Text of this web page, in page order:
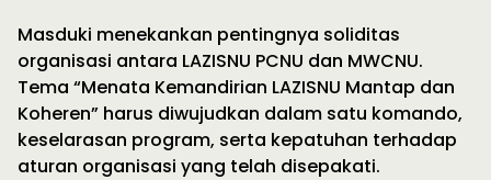
Masduki menekankan pentingnya soliditas
organisasi antara LAZISNU PCNU dan MWCNU.
Tema “Menata Kemandirian LAZISNU Mantap dan
Koheren” harus diwujudkan dalam satu komando,
keselarasan program, serta kepatuhan terhadap
aturan organisasi yang telah disepakati.